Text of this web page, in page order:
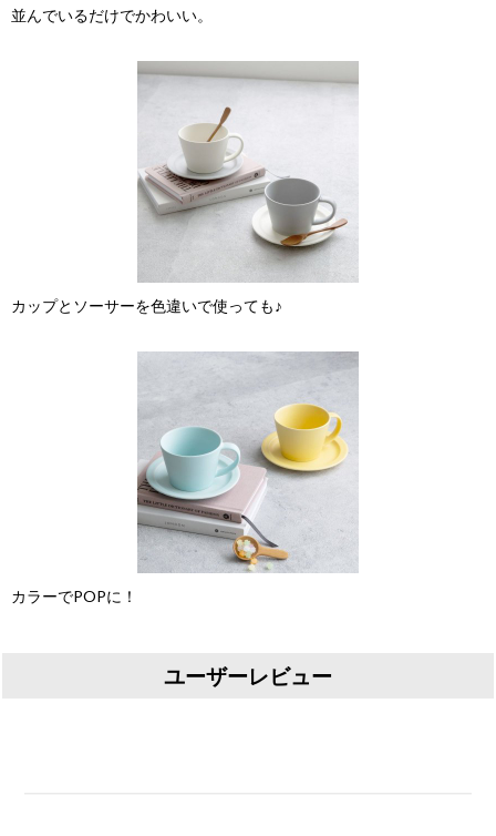
並んでいるだけでかわいい。
カップとソーサーを色違いで使っても♪
カラーでPOPに！
ユーザーレビュー